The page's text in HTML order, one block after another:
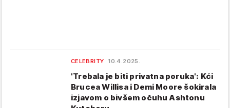
CELEBRITY 10.4.2025.
'Trebala je biti privatna poruka': Kći
Brucea Willisa i Demi Moore šokirala
izjavom o bivšem očuhu Ashtonu